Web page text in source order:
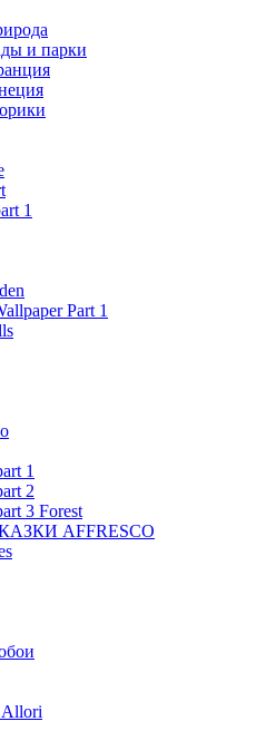
и парки
1
Part 1
1
2
3 Forest
AFFRESCO
Allori